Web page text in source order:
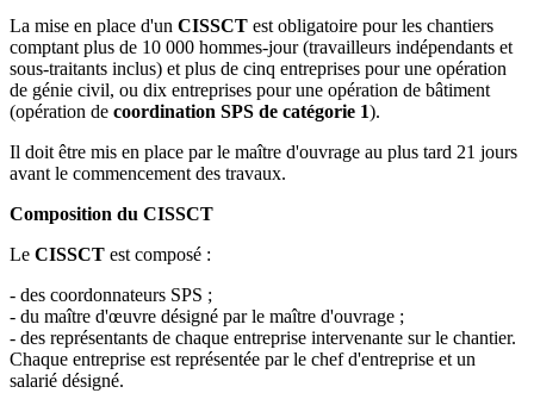
La mise en place d'un CISSCT est obligatoire pour les chantiers
comptant plus de 10 000 hommes-jour (travailleurs indépendants et
sous-traitants inclus) et plus de cinq entreprises pour une opération
de génie civil, ou dix entreprises pour une opération de bâtiment
(opération de coordination SPS de catégorie 1).
Il doit être mis en place par le maître d'ouvrage au plus tard 21 jours
avant le commencement des travaux.
Composition du CISSCT
Le CISSCT est composé :
- des coordonnateurs SPS ;
- du maître d'œuvre désigné par le maître d'ouvrage ;
- des représentants de chaque entreprise intervenante sur le chantier.
Chaque entreprise est représentée par le chef d'entreprise et un
salarié désigné.